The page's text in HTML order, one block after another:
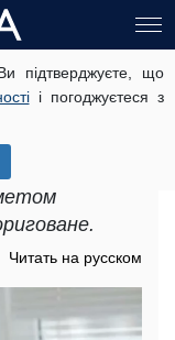
підтверджуєте, що
і погоджуєтеся з
можуть
послуги в
Читать на русском